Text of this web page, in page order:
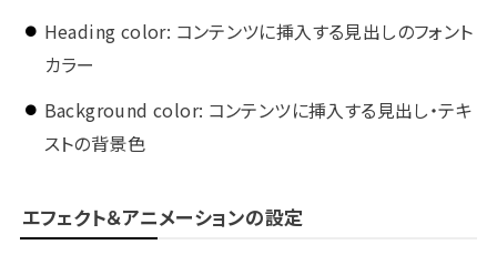
Heading color: コンテンツに挿入する見出しのフォント
カラー
Background color: コンテンツに挿入する見出し・テキ
ストの背景色
エフェクト＆アニメーションの設定